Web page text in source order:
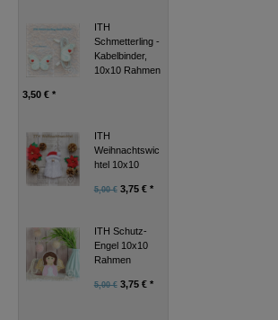
ITH
Schmetterling -
Kabelbinder,
10x10 Rahmen
3,50 € *
ITH
Weihnachtswic
htel 10x10
5,00 €3,75 € *
ITH Schutz-
Engel 10x10
Rahmen
5,00 €3,75 € *